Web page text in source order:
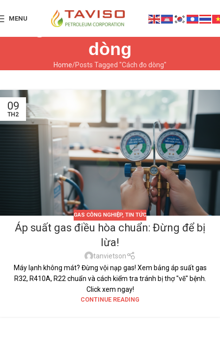
MENUTag Archives: Cách đo
dòng
Home Posts Tagged "Cách đo dòng"
09
TH2
GAS CÔNG NGHIỆP, TIN TỨC
Áp suất gas điều hòa chuẩn: Đừng để bị
lừa!
tanvietson
Máy lạnh không mát? Đừng vội nạp gas! Xem bảng áp suất gas
R32, R410A, R22 chuẩn và cách kiểm tra tránh bị thợ "vẽ" bệnh.
Click xem ngay!
CONTINUE READING